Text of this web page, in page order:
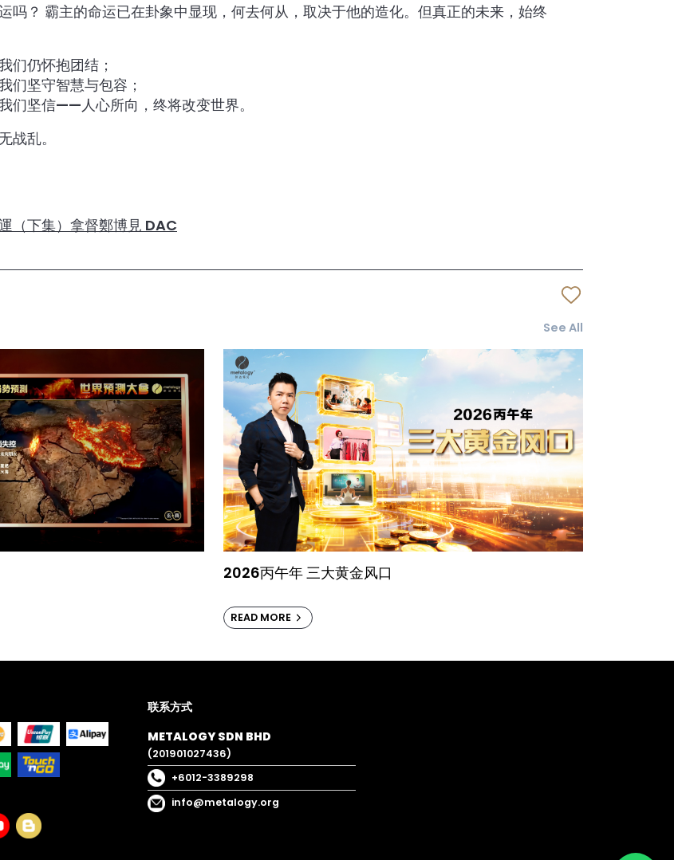
吗？ 霸主的命运已在卦象中显现，何去何从，取决于他的造化。但真正的未来，始终
们仍怀抱团结；
们坚守智慧与包容；
们坚信——人心所向，终将改变世界。
战乱。
（下集）拿督鄭博見 DAC
See All
2026丙午年 三大黄金风口
READ MORE
联系方式
METALOGY SDN BHD
(201901027436)
+6012-3389298
info@metalogy.org